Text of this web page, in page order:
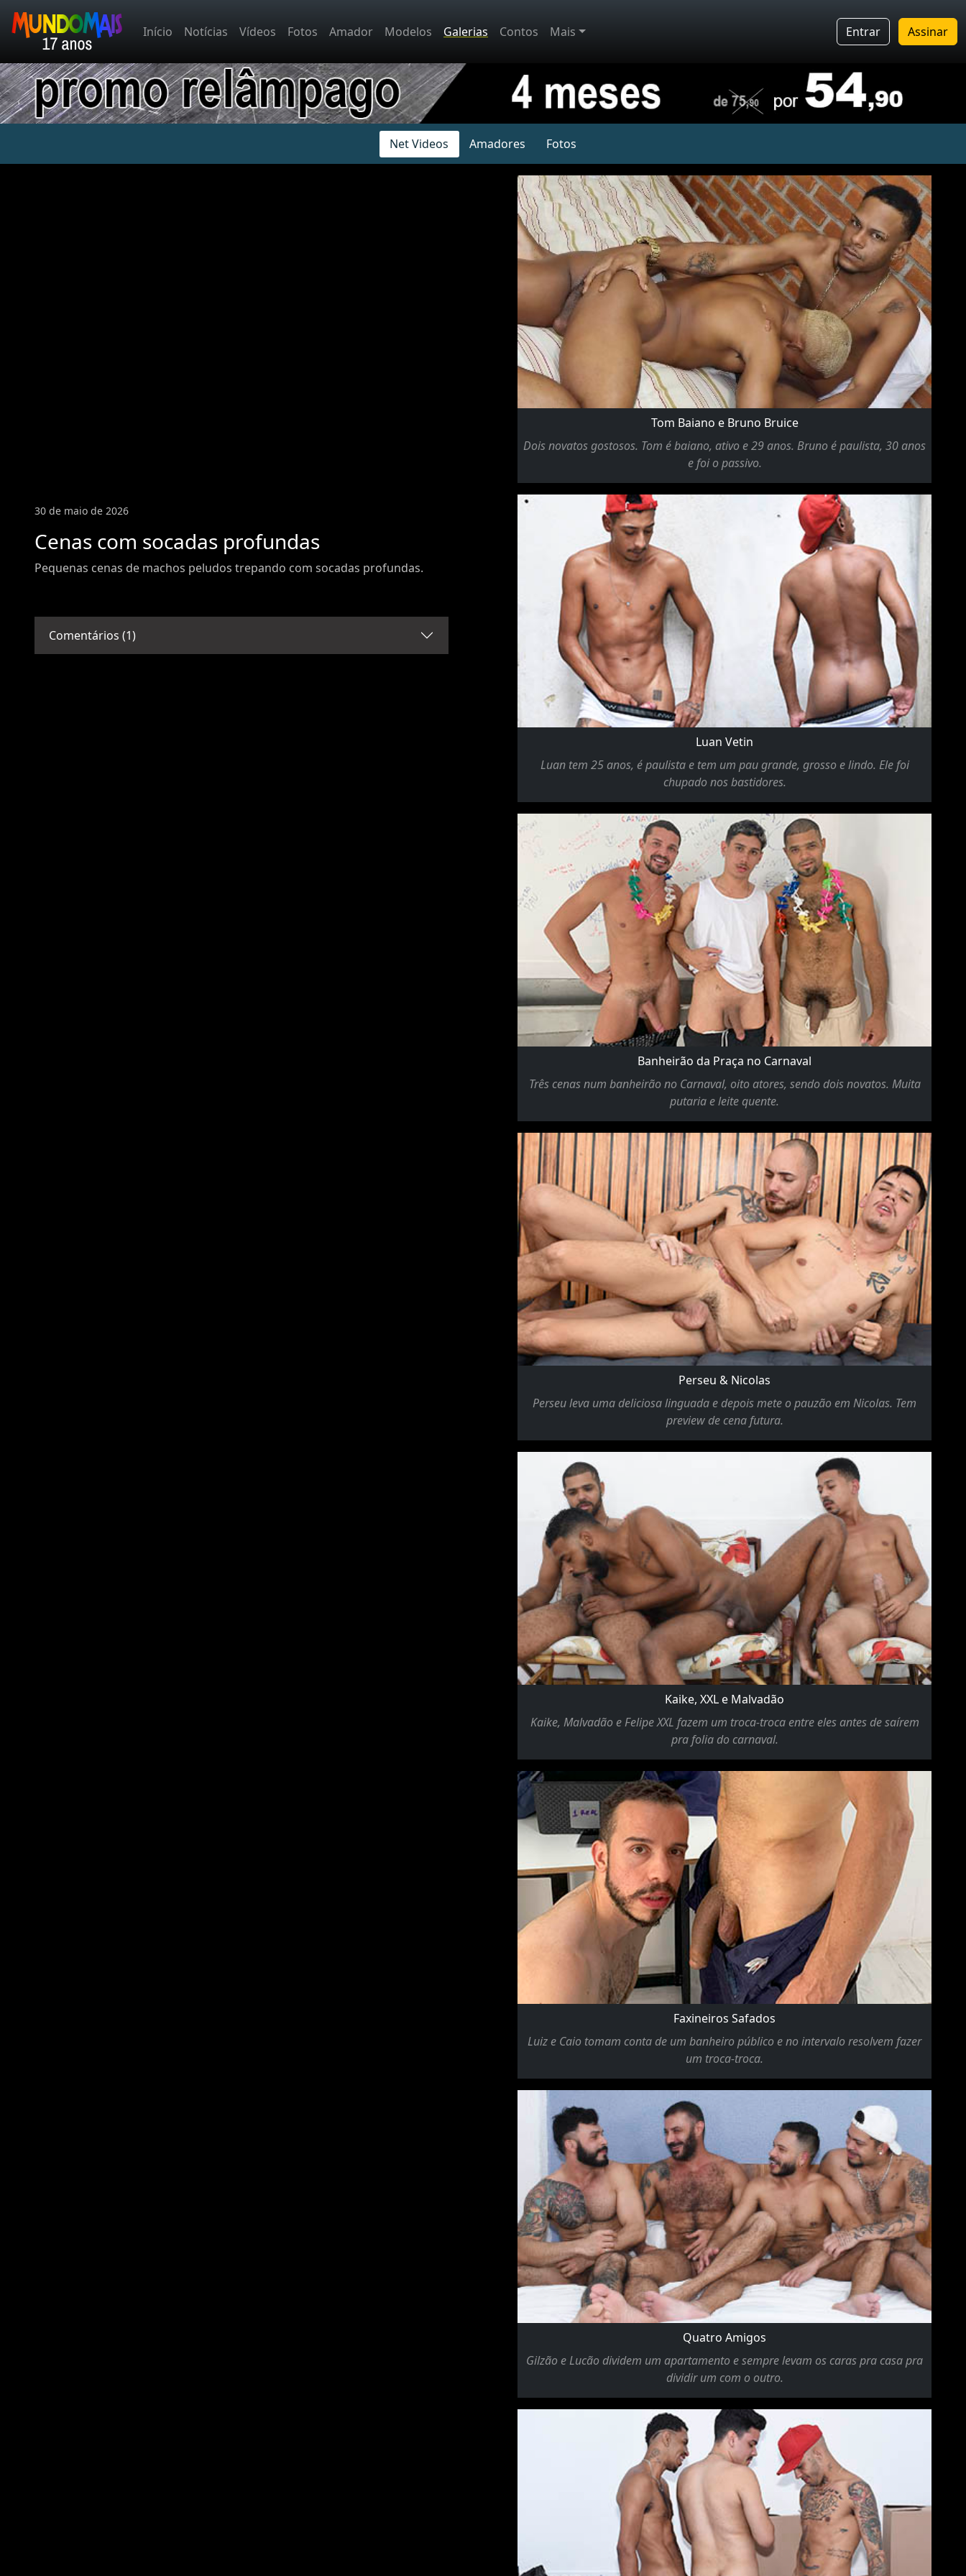
Início Notícias Vídeos Fotos Amador Modelos Galerias Contos Mais Entrar Assinar
Net Videos Amadores Fotos
30 de maio de 2026
Cenas com socadas profundas
Pequenas cenas de machos peludos trepando com socadas profundas.
Comentários (1)
Tom Baiano e Bruno Bruice
Dois novatos gostosos. Tom é baiano, ativo e 29 anos. Bruno é paulista, 30 anos
e foi o passivo.
Luan Vetin
Luan tem 25 anos, é paulista e tem um pau grande, grosso e lindo. Ele foi
chupado nos bastidores.
Banheirão da Praça no Carnaval
Três cenas num banheirão no Carnaval, oito atores, sendo dois novatos. Muita
putaria e leite quente.
Perseu & Nicolas
Perseu leva uma deliciosa linguada e depois mete o pauzão em Nicolas. Tem
preview de cena futura.
Kaike, XXL e Malvadão
Kaike, Malvadão e Felipe XXL fazem um troca-troca entre eles antes de saírem
pra folia do carnaval.
Faxineiros Safados
Luiz e Caio tomam conta de um banheiro público e no intervalo resolvem fazer
um troca-troca.
Quatro Amigos
Gilzão e Lucão dividem um apartamento e sempre levam os caras pra casa pra
dividir um com o outro.